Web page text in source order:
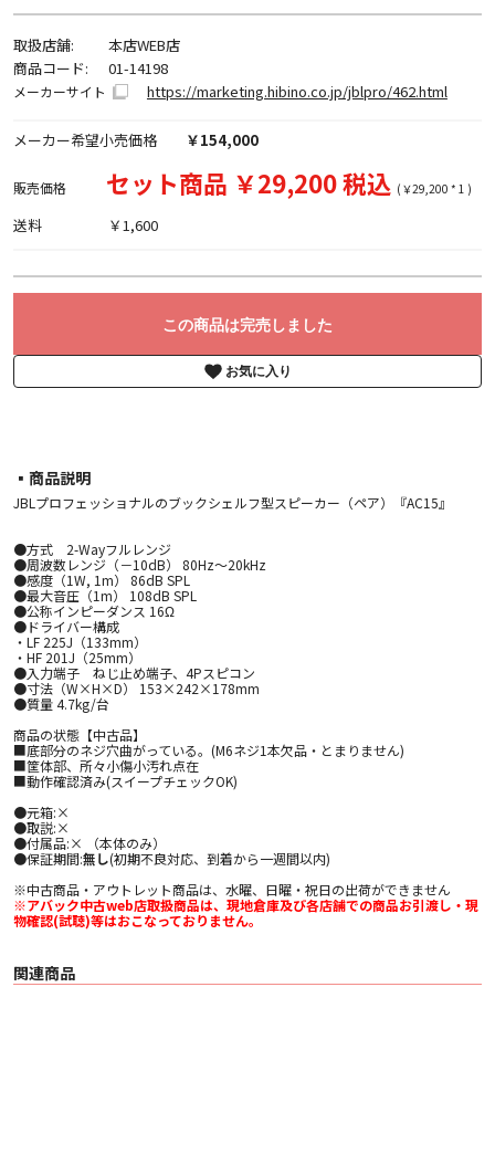
取扱店舗:
本店WEB店
商品コード:
01-14198
メーカーサイト https://marketing.hibino.co.jp/jblpro/462.html
メーカー希望小売価格 ￥154,000
販売価格 セット商品 ￥29,200 税込 (￥29,200 * 1 )
送料 ￥1,600
この商品は完売しました
お気に入り
▪︎商品説明
JBLプロフェッショナルのブックシェルフ型スピーカー（ペア）『AC15』
●方式 2-Wayフルレンジ
●周波数レンジ（－10dB） 80Hz～20kHz
●感度（1W, 1m） 86dB SPL
●最大音圧（1m） 108dB SPL
●公称インピーダンス 16Ω
●ドライバー構成
・LF 225J（133mm）
・HF 201J（25mm）
●入力端子 ねじ止め端子、4Pスピコン
●寸法（W×H×D） 153×242×178mm
●質量 4.7kg/台
商品の状態【中古品】
■底部分のネジ穴曲がっている。(M6ネジ1本欠品・とまりません)
■筐体部、所々小傷小汚れ点在
■動作確認済み(スイープチェックOK)
●元箱:×
●取説:×
●付属品:× （本体のみ）
●保証期間:無し(初期不良対応、到着から一週間以内)
※中古商品・アウトレット商品は、水曜、日曜・祝日の出荷ができません
※アバック中古web店取扱商品は、現地倉庫及び各店舗での商品お引渡し・現
物確認(試聴)等はおこなっておりません。
関連商品